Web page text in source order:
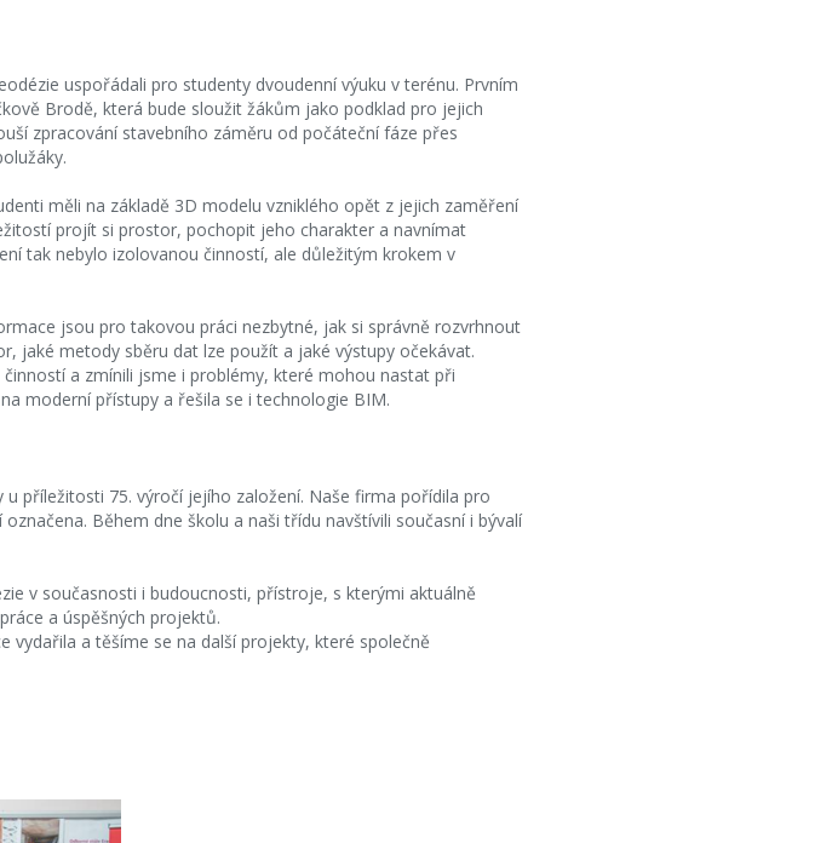
uspořádali pro studenty dvoudenní výuku v terénu. Prvním
Brodě, která bude sloužit žákům jako podklad pro jejich
zpracování stavebního záměru od počáteční fáze přes
měli na základě 3D modelu vzniklého opět z jejich zaměření
projít si prostor, pochopit jeho charakter a navnímat
tak nebylo izolovanou činností, ale důležitým krokem v
jsou pro takovou práci nezbytné, jak si správně rozvrhnout
jaké metody sběru dat lze použít a jaké výstupy očekávat.
a zmínili jsme i problémy, které mohou nastat při
moderní přístupy a řešila se i technologie BIM.
příležitosti 75. výročí jejího založení. Naše firma pořídila pro
Během dne školu a naši třídu navštívili současní i bývalí
v současnosti i budoucnosti, přístroje, s kterými aktuálně
a úspěšných projektů.
vydařila a těšíme se na další projekty, které společně